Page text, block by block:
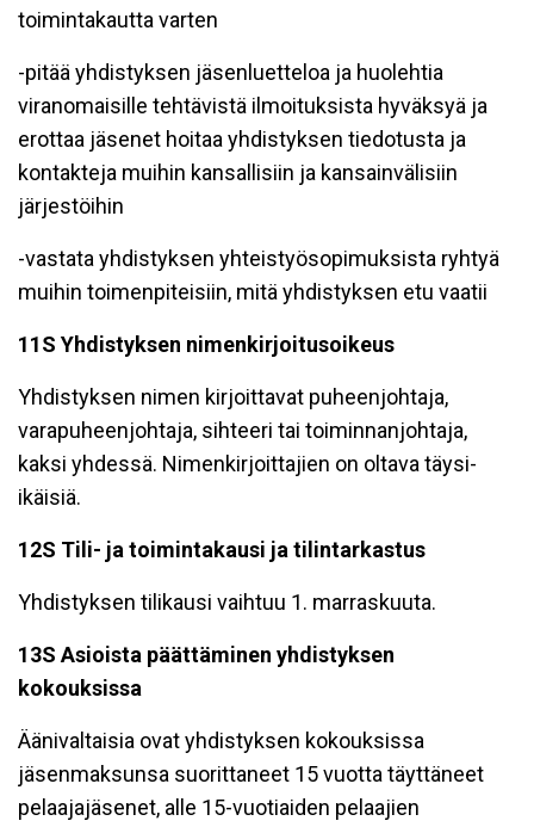
toimintakautta varten
-pitää yhdistyksen jäsenluetteloa ja huolehtia
viranomaisille tehtävistä ilmoituksista hyväksyä ja
erottaa jäsenet hoitaa yhdistyksen tiedotusta ja
kontakteja muihin kansallisiin ja kansainvälisiin
järjestöihin
-vastata yhdistyksen yhteistyösopimuksista ryhtyä
muihin toimenpiteisiin, mitä yhdistyksen etu vaatii
11S Yhdistyksen nimenkirjoitusoikeus
Yhdistyksen nimen kirjoittavat puheenjohtaja,
varapuheenjohtaja, sihteeri tai toiminnanjohtaja,
kaksi yhdessä. Nimenkirjoittajien on oltava täysi-
ikäisiä.
12S Tili- ja toimintakausi ja tilintarkastus
Yhdistyksen tilikausi vaihtuu 1. marraskuuta.
13S Asioista päättäminen yhdistyksen
kokouksissa
Äänivaltaisia ovat yhdistyksen kokouksissa
jäsenmaksunsa suorittaneet 15 vuotta täyttäneet
pelaajajäsenet, alle 15-vuotiaiden pelaajien